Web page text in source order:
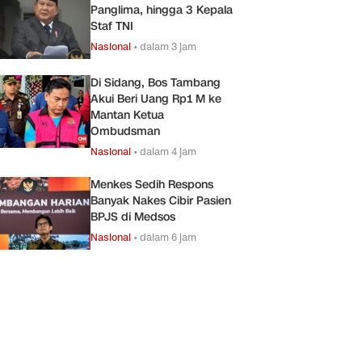
Panglima, hingga 3 Kepala
Staf TNI
Nasional •dalam 3 jam
Di Sidang, Bos Tambang
Akui Beri Uang Rp1 M ke
Mantan Ketua
Ombudsman
Nasional •dalam 4 jam
Menkes Sedih Respons
Banyak Nakes Cibir Pasien
BPJS di Medsos
Nasional •dalam 6 jam